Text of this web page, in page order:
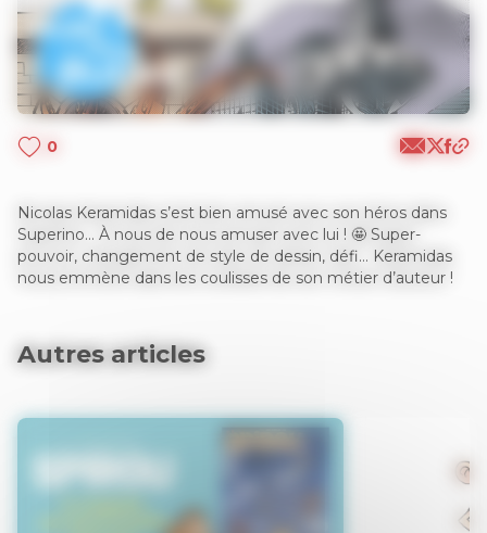
0
Nicolas Keramidas s’est bien amusé avec son héros dans
Superino… À nous de nous amuser avec lui ! 🤩 Super-
pouvoir, changement de style de dessin, défi… Keramidas
nous emmène dans les coulisses de son métier d’auteur !
Autres articles